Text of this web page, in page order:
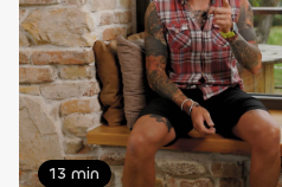
13 min